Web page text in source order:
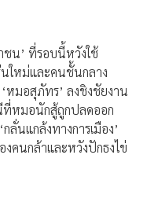
น’ ที่รอบนี้หวังใช้
ใหม่และคนชั้นกลาง
หมอสุภัทร’ ลงชิงชัยงาน
ที่หมอนักสู้ถูกปลดออก
ลั่นแกล้งทางการเมือง’
คนกล้าและหวังปักธงไข่